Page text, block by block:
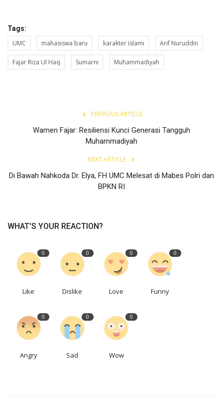
Tags:
UMC mahasiswa baru karakter islami Arif Nuruddin
Fajar Riza Ul Haq Sumarni Muhammadiyah
PREVIOUS ARTICLE
Wamen Fajar: Resiliensi Kunci Generasi Tangguh
Muhammadiyah
NEXT ARTICLE
Di Bawah Nahkoda Dr. Elya, FH UMC Melesat di Mabes Polri dan
BPKN RI
WHAT'S YOUR REACTION?
0
Like
0
Dislike
0
Love
0
Funny
0
Angry
0
Sad
0
Wow